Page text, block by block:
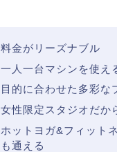
料金がリーズナブル
一人一台マシンを使え
目的に合わせた多彩な
女性限定スタジオだか
ホットヨガ&フィット
も通える